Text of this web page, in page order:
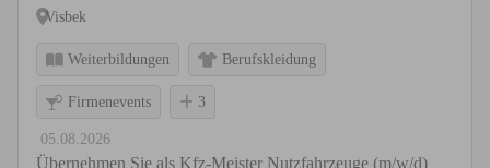
Visbek
Weiterbildungen Berufskleidung
Firmenevents 3
05.08.2026
Übernehmen Sie als Kfz-Meister Nutzfahrzeuge (m/w/d)